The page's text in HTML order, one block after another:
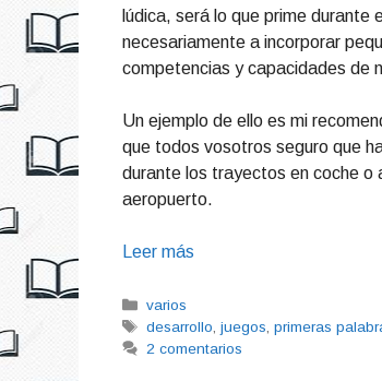
lúdica, será lo que prime durante
necesariamente a incorporar
competencias y capacidades de
Un ejemplo de ello es mi
que todos vosotros seguro que
durante los trayectos en coche o
aeropuerto.
Leer más
Categorías
varios
Etiquetas
desarrollo juegos primeras
2 comentarios